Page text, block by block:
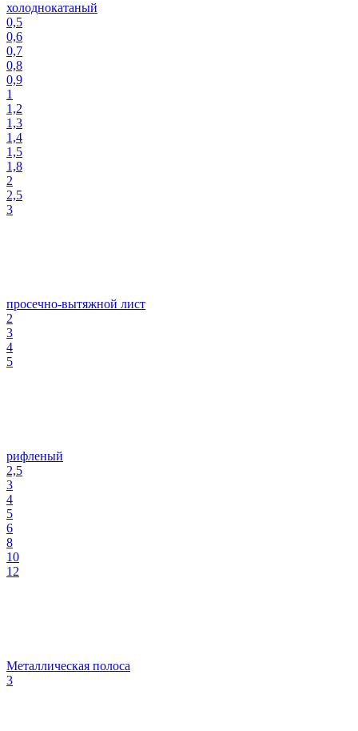
холоднокатаный
0,5
0,6
0,7
0,8
0,9
1
1,2
1,3
1,4
1,5
1,8
2
2,5
3
просечно-вытяжной лист
2
3
4
5
рифленый
2,5
3
4
5
6
8
10
12
Металлическая полоса
3